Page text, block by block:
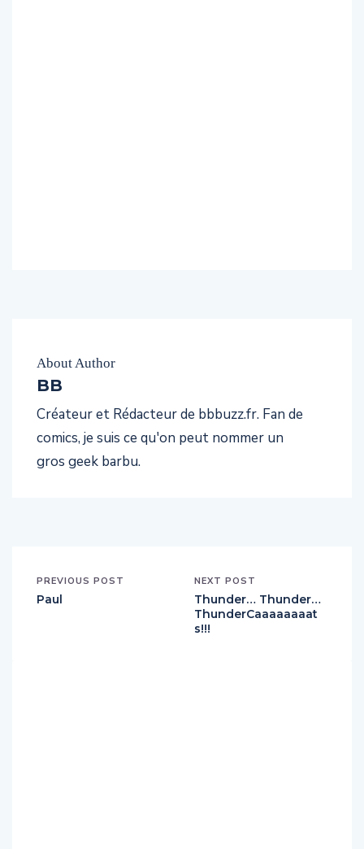
About Author
BB
Créateur et Rédacteur de bbbuzz.fr. Fan de
comics, je suis ce qu'on peut nommer un
gros geek barbu.
PREVIOUS POST
Paul
NEXT POST
Thunder… Thunder…
ThunderCaaaaaaaat
s!!!